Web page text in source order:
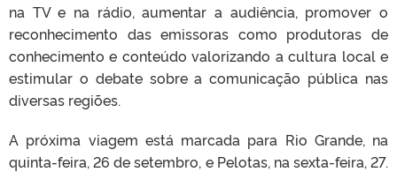
na TV e na rádio, aumentar a audiência, promover o
reconhecimento das emissoras como produtoras de
conhecimento e conteúdo valorizando a cultura local e
estimular o debate sobre a comunicação pública nas
diversas regiões.
A próxima viagem está marcada para Rio Grande, na
quinta-feira, 26 de setembro, e Pelotas, na sexta-feira, 27.